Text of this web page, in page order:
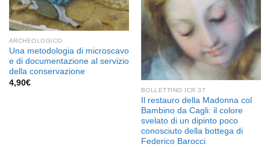
ARCHEOLOGICO
Una metodologia di microscavo
e di documentazione al servizio
della conservazione
4,90€
BOLLETTINO ICR 37
Il restauro della Madonna col
Bambino da Cagli: il colore
svelato di un dipinto poco
conosciuto della bottega di
Federico Barocci